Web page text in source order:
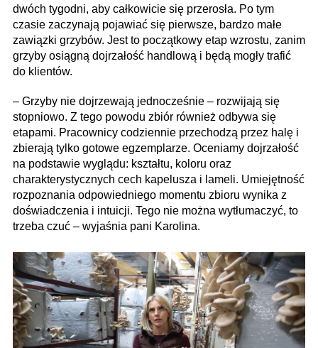
dwóch tygodni, aby całkowicie się przerosła. Po tym
czasie zaczynają pojawiać się pierwsze, bardzo małe
zawiązki grzybów. Jest to początkowy etap wzrostu, zanim
grzyby osiągną dojrzałość handlową i będą mogły trafić
do klientów.
– Grzyby nie dojrzewają jednocześnie – rozwijają się
stopniowo. Z tego powodu zbiór również odbywa się
etapami. Pracownicy codziennie przechodzą przez halę i
zbierają tylko gotowe egzemplarze. Oceniamy dojrzałość
na podstawie wyglądu: kształtu, koloru oraz
charakterystycznych cech kapelusza i lameli. Umiejętność
rozpoznania odpowiedniego momentu zbioru wynika z
doświadczenia i intuicji. Tego nie można wytłumaczyć, to
trzeba czuć – wyjaśnia pani Karolina.